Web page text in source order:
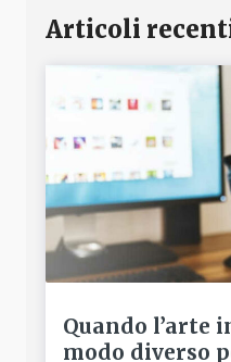
Articoli
Quando l’arte
modo diverso